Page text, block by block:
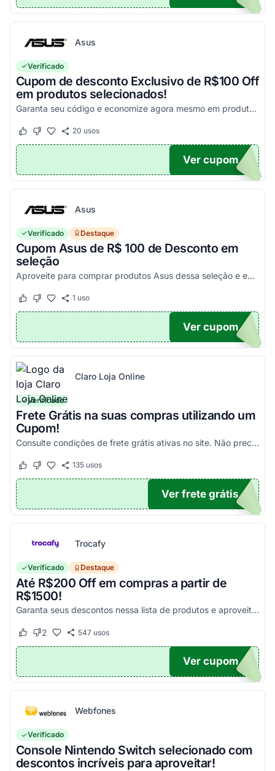
Asus
Verificado
Cupom de desconto Exclusivo de R$100 Off
em produtos selecionados!
Garanta seu código e economize agora mesmo em produtos selecionados!
Este cupom funcionou
Este cupom não funcionou
20 usos
100
Ver cupom
Asus
Verificado Destaque
Cupom Asus de R$ 100 de Desconto em
seleção
Aproveite para comprar produtos Asus dessa seleção e economize! - E1504FA-NJ1287
Este cupom funcionou
Este cupom não funcionou
1 uso
100
Ver cupom
Claro Loja Online
Verificado
Frete Grátis na suas compras utilizando um
Cupom!
Consulte condições de frete grátis ativas no site. Não precisa aplicar código promocional Claro Loja!
Este cupom funcionou
Este cupom não funcionou
135usos
TICO
Ver frete grátis
Trocafy
Verificado Destaque
Até R$200 Off em compras a partir de
R$1500!
Garanta seus descontos nessa lista de produtos e aproveite para economizar agora mesmo! Válido para todo o site exceto em produtos com o selo "Estou Zerado"
Este cupom funcionou
Este cupom não funcionou
2 547usos
ONTO
Ver cupom
Webfones
Verificado
Console Nintendo Switch selecionado com
descontos incríveis para aproveitar!